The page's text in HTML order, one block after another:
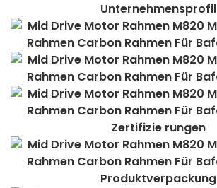
Unternehmensprofil
Zertifizie rungen
Produktverpackung